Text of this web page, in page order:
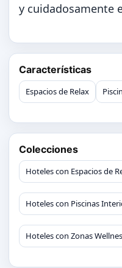
y cuidadosamente
Características
Espacios de Relax
Colecciones
Hoteles con Espacios de
Hoteles con Piscinas
Hoteles con Zonas